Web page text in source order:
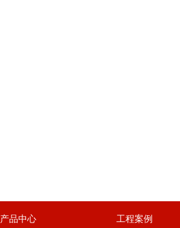
产品中心 工程案例